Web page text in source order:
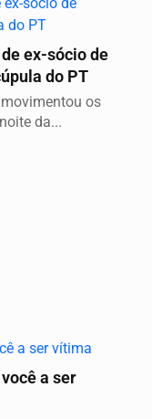
ex-sócio de
do PT
os
da...
a ser